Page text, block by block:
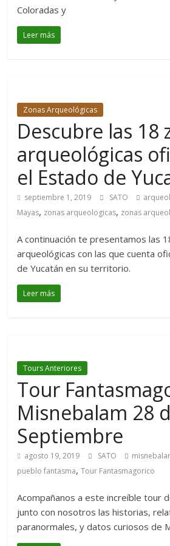
Coloradas y
Leer más
Zonas Arqueológicas
Descubre las 18
arqueológicas
el Estado de
septiembre 1, 2019 SATO
Mayas, zonas arqueologicas, zonas
A continuación te presentamos las
arqueológicas con las que cuenta
de Yucatán en su territorio.
Leer más
Tours Anteriores
Tour
Misnebalam 28
Septiembre
agosto 19, 2019 SATO
pueblo fantasma,Tour Fantasmagorico
Acompañanos a este increíble tour
junto con nosotros las historias,
paranormales, y datos curiosos de